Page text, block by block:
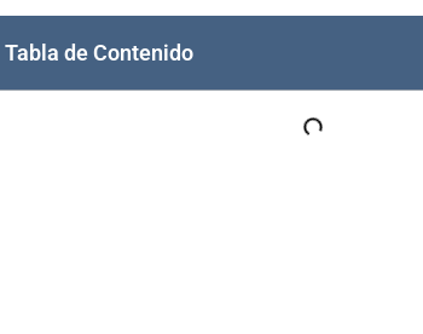
Tabla de Contenido